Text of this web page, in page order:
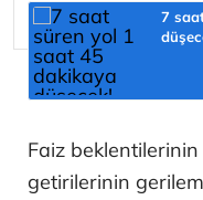
7
Faiz
getirilerinin